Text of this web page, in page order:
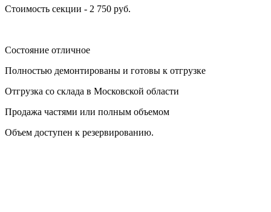
Стоимость секции - 2 750 руб.
Состояние отличное
Полностью демонтированы и готовы к отгрузке
Отгрузка со склада в Московской области
Продажа частями или полным объемом
Объем доступен к резервированию.